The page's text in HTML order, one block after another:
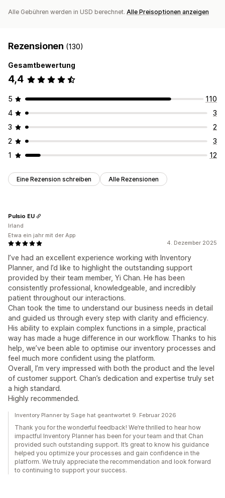
Einblicke
E-Mail-Benachrichtigungen Statistiken
Alle Gebühren werden in USD berechnet. Alle Preisoptionen anzeigen
Rezensionen (130)
Gesamtbewertung
4,4
5
110
4
3
3
2
2
3
1
12
Eine Rezension schreiben Alle Rezensionen
4. Dezember 2025
I’ve had an excellent experience working with Inventory
Planner, and I’d like to highlight the outstanding support
provided by their team member, Yi Chan. He has been
consistently professional, knowledgeable, and incredibly
patient throughout our interactions.
Chan took the time to understand our business needs in detail
and guided us through every step with clarity and efficiency.
His ability to explain complex functions in a simple, practical
way has made a huge difference in our workflow. Thanks to his
help, we’ve been able to optimise our inventory processes and
feel much more confident using the platform.
Overall, I’m very impressed with both the product and the level
of customer support. Chan’s dedication and expertise truly set
a high standard.
Highly recommended.
Pulsio EU
Irland
Etwa ein jahr mit der App
Inventory Planner by Sage hat geantwortet 9. Februar 2026
Thank you for the wonderful feedback! We’re thrilled to hear how
impactful Inventory Planner has been for your team and that Chan
provided such outstanding support. It’s great to know his guidance
helped you optimize your processes and gain confidence in the
platform. We truly appreciate the recommendation and look forward
to continuing to support your success.